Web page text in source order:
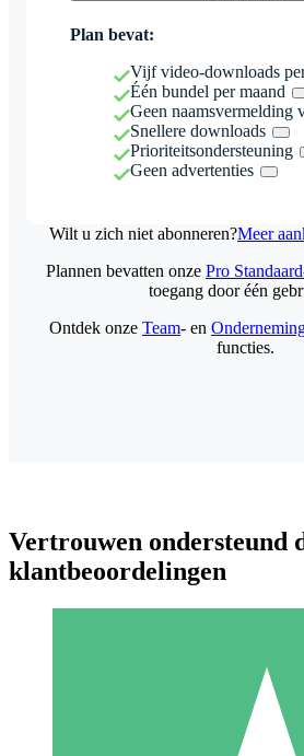
Plan bevat:
Vijf video-downloads
Één bundel per maand
Geen naamsvermelding
Snellere downloads
Prioriteitsondersteuning
Geen advertenties
Wilt u zich niet abonneren?Meer
Individuele
Plannen bevatten onze Pro
toegang door één
Ontdek onze Team- en
functies.
Vertrouwen ondersteund
klantbeoordelingen